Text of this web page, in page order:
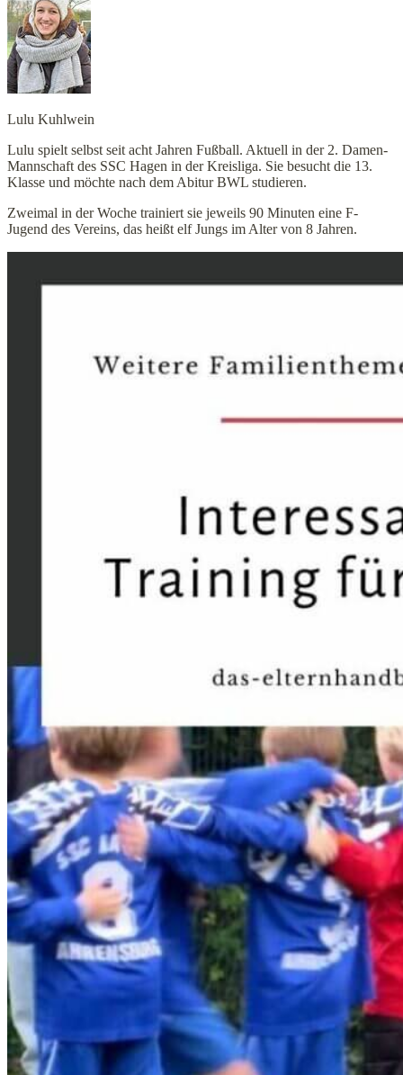
Lulu Kuhlwein
Lulu spielt selbst seit acht Jahren Fußball. Aktuell in der 2. Damen-
Mannschaft des SSC Hagen in der Kreisliga. Sie besucht die 13.
Klasse und möchte nach dem Abitur BWL studieren.
Zweimal in der Woche trainiert sie jeweils 90 Minuten eine F-
Jugend des Vereins, das heißt elf Jungs im Alter von 8 Jahren.